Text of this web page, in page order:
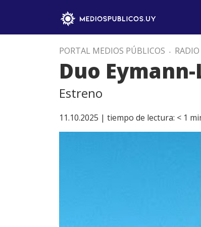
PORTAL MEDIOS PÚBLICOS . RADIO
Duo
Estreno
11.10.2025 | tiempo de lectura: < 1